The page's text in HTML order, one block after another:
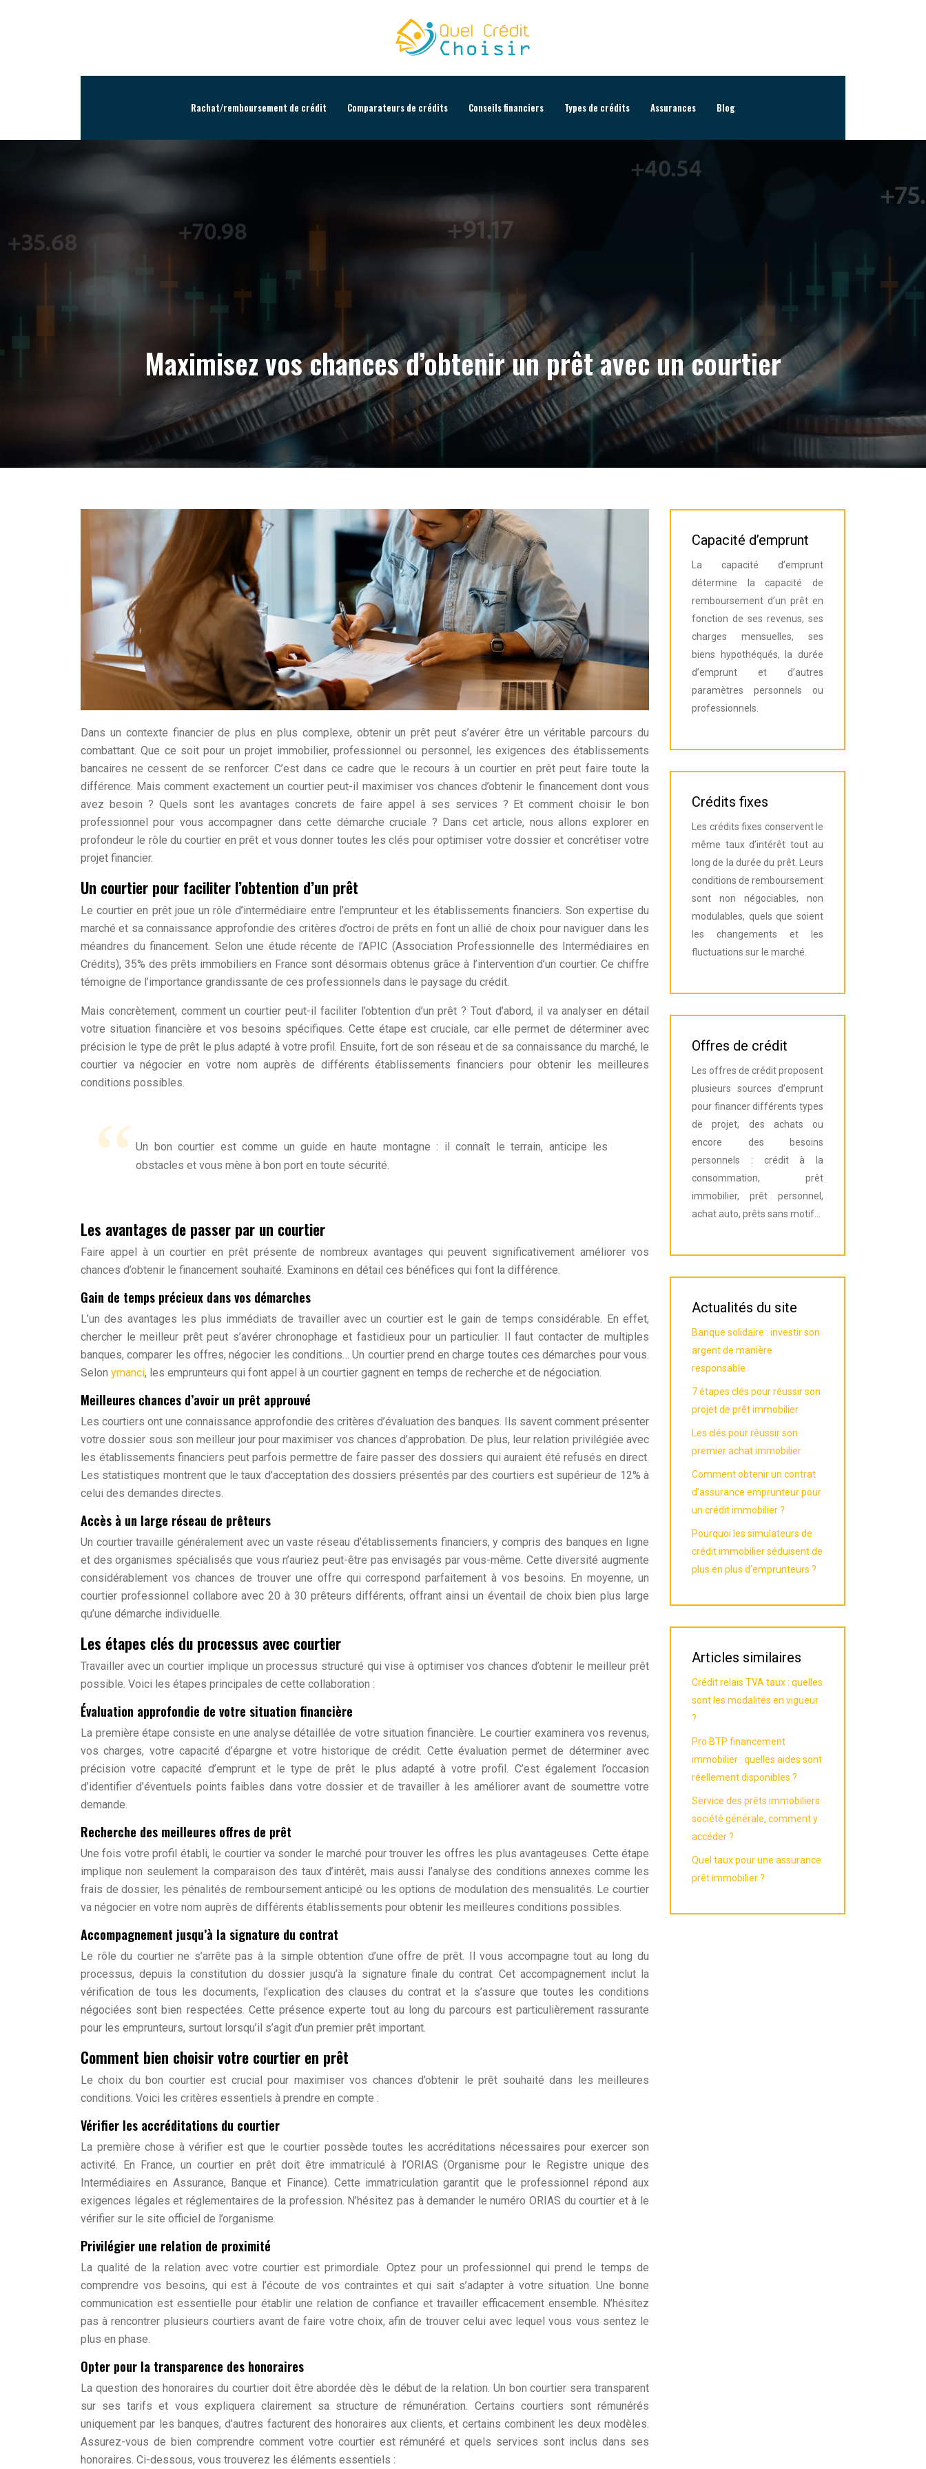
Rachat/remboursement de crédit Comparateurs de crédits Conseils financiers Types de crédits Assurances Blog
Maximisez vos chances d’obtenir un prêt avec un courtier
Dans un contexte financier de plus en plus complexe, obtenir un prêt peut s’avérer être un véritable parcours du
combattant. Que ce soit pour un projet immobilier, professionnel ou personnel, les exigences des établissements
bancaires ne cessent de se renforcer. C’est dans ce cadre que le recours à un courtier en prêt peut faire toute la
différence. Mais comment exactement un courtier peut-il maximiser vos chances d’obtenir le financement dont vous
avez besoin ? Quels sont les avantages concrets de faire appel à ses services ? Et comment choisir le bon
professionnel pour vous accompagner dans cette démarche cruciale ? Dans cet article, nous allons explorer en
profondeur le rôle du courtier en prêt et vous donner toutes les clés pour optimiser votre dossier et concrétiser votre
projet financier.
Un courtier pour faciliter l’obtention d’un prêt
Le courtier en prêt joue un rôle d’intermédiaire entre l’emprunteur et les établissements financiers. Son expertise du
marché et sa connaissance approfondie des critères d’octroi de prêts en font un allié de choix pour naviguer dans les
méandres du financement. Selon une étude récente de l’APIC (Association Professionnelle des Intermédiaires en
Crédits), 35% des prêts immobiliers en France sont désormais obtenus grâce à l’intervention d’un courtier. Ce chiffre
témoigne de l’importance grandissante de ces professionnels dans le paysage du crédit.
Mais concrètement, comment un courtier peut-il faciliter l’obtention d’un prêt ? Tout d’abord, il va analyser en détail
votre situation financière et vos besoins spécifiques. Cette étape est cruciale, car elle permet de déterminer avec
précision le type de prêt le plus adapté à votre profil. Ensuite, fort de son réseau et de sa connaissance du marché, le
courtier va négocier en votre nom auprès de différents établissements financiers pour obtenir les meilleures
conditions possibles.
Un bon courtier est comme un guide en haute montagne : il connaît le terrain, anticipe les
obstacles et vous mène à bon port en toute sécurité.
Les avantages de passer par un courtier
Faire appel à un courtier en prêt présente de nombreux avantages qui peuvent significativement améliorer vos
chances d’obtenir le financement souhaité. Examinons en détail ces bénéfices qui font la différence.
Gain de temps précieux dans vos démarches
L’un des avantages les plus immédiats de travailler avec un courtier est le gain de temps considérable. En effet,
chercher le meilleur prêt peut s’avérer chronophage et fastidieux pour un particulier. Il faut contacter de multiples
banques, comparer les offres, négocier les conditions… Un courtier prend en charge toutes ces démarches pour vous.
Selon ymanci, les emprunteurs qui font appel à un courtier gagnent en temps de recherche et de négociation.
Meilleures chances d’avoir un prêt approuvé
Les courtiers ont une connaissance approfondie des critères d’évaluation des banques. Ils savent comment présenter
votre dossier sous son meilleur jour pour maximiser vos chances d’approbation. De plus, leur relation privilégiée avec
les établissements financiers peut parfois permettre de faire passer des dossiers qui auraient été refusés en direct.
Les statistiques montrent que le taux d’acceptation des dossiers présentés par des courtiers est supérieur de 12% à
celui des demandes directes.
Accès à un large réseau de prêteurs
Un courtier travaille généralement avec un vaste réseau d’établissements financiers, y compris des banques en ligne
et des organismes spécialisés que vous n’auriez peut-être pas envisagés par vous-même. Cette diversité augmente
considérablement vos chances de trouver une offre qui correspond parfaitement à vos besoins. En moyenne, un
courtier professionnel collabore avec 20 à 30 prêteurs différents, offrant ainsi un éventail de choix bien plus large
qu’une démarche individuelle.
Les étapes clés du processus avec courtier
Travailler avec un courtier implique un processus structuré qui vise à optimiser vos chances d’obtenir le meilleur prêt
possible. Voici les étapes principales de cette collaboration :
Évaluation approfondie de votre situation financière
La première étape consiste en une analyse détaillée de votre situation financière. Le courtier examinera vos revenus,
vos charges, votre capacité d’épargne et votre historique de crédit. Cette évaluation permet de déterminer avec
précision votre capacité d’emprunt et le type de prêt le plus adapté à votre profil. C’est également l’occasion
d’identifier d’éventuels points faibles dans votre dossier et de travailler à les améliorer avant de soumettre votre
demande.
Recherche des meilleures offres de prêt
Une fois votre profil établi, le courtier va sonder le marché pour trouver les offres les plus avantageuses. Cette étape
implique non seulement la comparaison des taux d’intérêt, mais aussi l’analyse des conditions annexes comme les
frais de dossier, les pénalités de remboursement anticipé ou les options de modulation des mensualités. Le courtier
va négocier en votre nom auprès de différents établissements pour obtenir les meilleures conditions possibles.
Accompagnement jusqu’à la signature du contrat
Le rôle du courtier ne s’arrête pas à la simple obtention d’une offre de prêt. Il vous accompagne tout au long du
processus, depuis la constitution du dossier jusqu’à la signature finale du contrat. Cet accompagnement inclut la
vérification de tous les documents, l’explication des clauses du contrat et la s’assure que toutes les conditions
négociées sont bien respectées. Cette présence experte tout au long du parcours est particulièrement rassurante
pour les emprunteurs, surtout lorsqu’il s’agit d’un premier prêt important.
Comment bien choisir votre courtier en prêt
Le choix du bon courtier est crucial pour maximiser vos chances d’obtenir le prêt souhaité dans les meilleures
conditions. Voici les critères essentiels à prendre en compte :
Vérifier les accréditations du courtier
La première chose à vérifier est que le courtier possède toutes les accréditations nécessaires pour exercer son
activité. En France, un courtier en prêt doit être immatriculé à l’ORIAS (Organisme pour le Registre unique des
Intermédiaires en Assurance, Banque et Finance). Cette immatriculation garantit que le professionnel répond aux
exigences légales et réglementaires de la profession. N’hésitez pas à demander le numéro ORIAS du courtier et à le
vérifier sur le site officiel de l’organisme.
Privilégier une relation de proximité
La qualité de la relation avec votre courtier est primordiale. Optez pour un professionnel qui prend le temps de
comprendre vos besoins, qui est à l’écoute de vos contraintes et qui sait s’adapter à votre situation. Une bonne
communication est essentielle pour établir une relation de confiance et travailler efficacement ensemble. N’hésitez
pas à rencontrer plusieurs courtiers avant de faire votre choix, afin de trouver celui avec lequel vous vous sentez le
plus en phase.
Opter pour la transparence des honoraires
La question des honoraires du courtier doit être abordée dès le début de la relation. Un bon courtier sera transparent
sur ses tarifs et vous expliquera clairement sa structure de rémunération. Certains courtiers sont rémunérés
uniquement par les banques, d’autres facturent des honoraires aux clients, et certains combinent les deux modèles.
Assurez-vous de bien comprendre comment votre courtier est rémunéré et quels services sont inclus dans ses
honoraires. Ci-dessous, vous trouverez les éléments essentiels :
Capacité d’emprunt
La capacité d’emprunt
détermine la capacité de
remboursement d’un prêt en
fonction de ses revenus, ses
charges mensuelles, ses
biens hypothéqués, la durée
d’emprunt et d’autres
paramètres personnels ou
professionnels.
Crédits fixes
Les crédits fixes conservent le
même taux d’intérêt tout au
long de la durée du prêt. Leurs
conditions de remboursement
sont non négociables, non
modulables, quels que soient
les changements et les
fluctuations sur le marché.
Offres de crédit
Les offres de crédit proposent
plusieurs sources d’emprunt
pour financer différents types
de projet, des achats ou
encore des besoins
personnels : crédit à la
consommation, prêt
immobilier, prêt personnel,
achat auto, prêts sans motif…
Actualités du site
Banque solidaire : investir son
argent de manière
responsable
7 étapes clés pour réussir son
projet de prêt immobilier
Les clés pour réussir son
premier achat immobilier
Comment obtenir un contrat
d’assurance emprunteur pour
un crédit immobilier ?
Pourquoi les simulateurs de
crédit immobilier séduisent de
plus en plus d’emprunteurs ?
Articles similaires
Crédit relais TVA taux : quelles
sont les modalités en vigueur
?
Pro BTP financement
immobilier : quelles aides sont
réellement disponibles ?
Service des prêts immobiliers
société générale, comment y
accéder ?
Quel taux pour une assurance
prêt immobilier ?